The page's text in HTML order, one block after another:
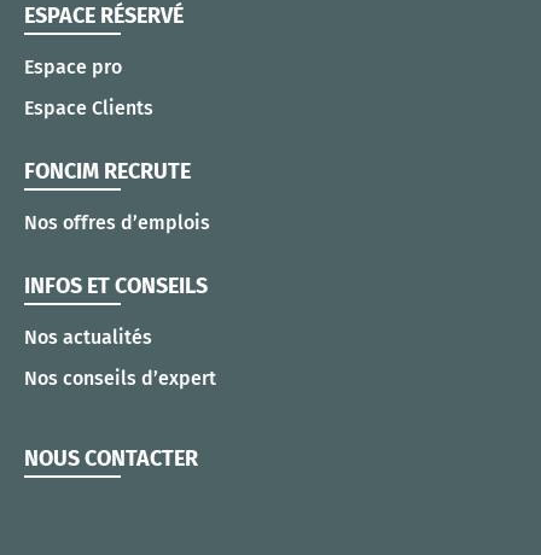
ESPACE RÉSERVÉ
Espace pro
Espace Clients
FONCIM RECRUTE
Nos offres d’emplois
INFOS ET CONSEILS
Nos actualités
Nos conseils d’expert
NOUS CONTACTER